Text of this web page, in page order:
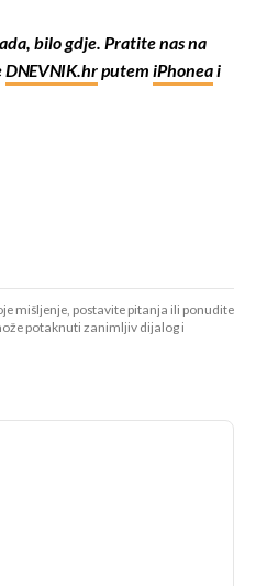
bilo gdje. Pratite nas na
DNEVNIK.hrputem iPhoneai
mišljenje, postavite pitanja ili ponudite
potaknuti zanimljiv dijalog i